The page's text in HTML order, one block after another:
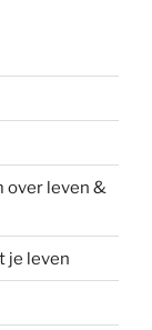
over leven &
je leven